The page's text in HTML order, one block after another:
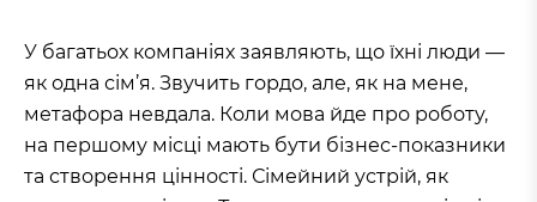
У багатьох компаніях заявляють, що їхні люди —
як одна сім’я. Звучить гордо, але, як на мене,
метафора невдала. Коли мова йде про роботу,
на першому місці мають бути бізнес-показники
та створення цінності. Сімейний устрій, як